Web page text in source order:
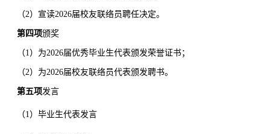
（2）宣读2026届校友联络员聘任决定。
第四项颁奖
（1）为2026届优秀毕业生代表颁发荣誉证书；
（2）为2026届校友联络员代表颁发聘书。
第五项发言
（1） 毕业生代表发言